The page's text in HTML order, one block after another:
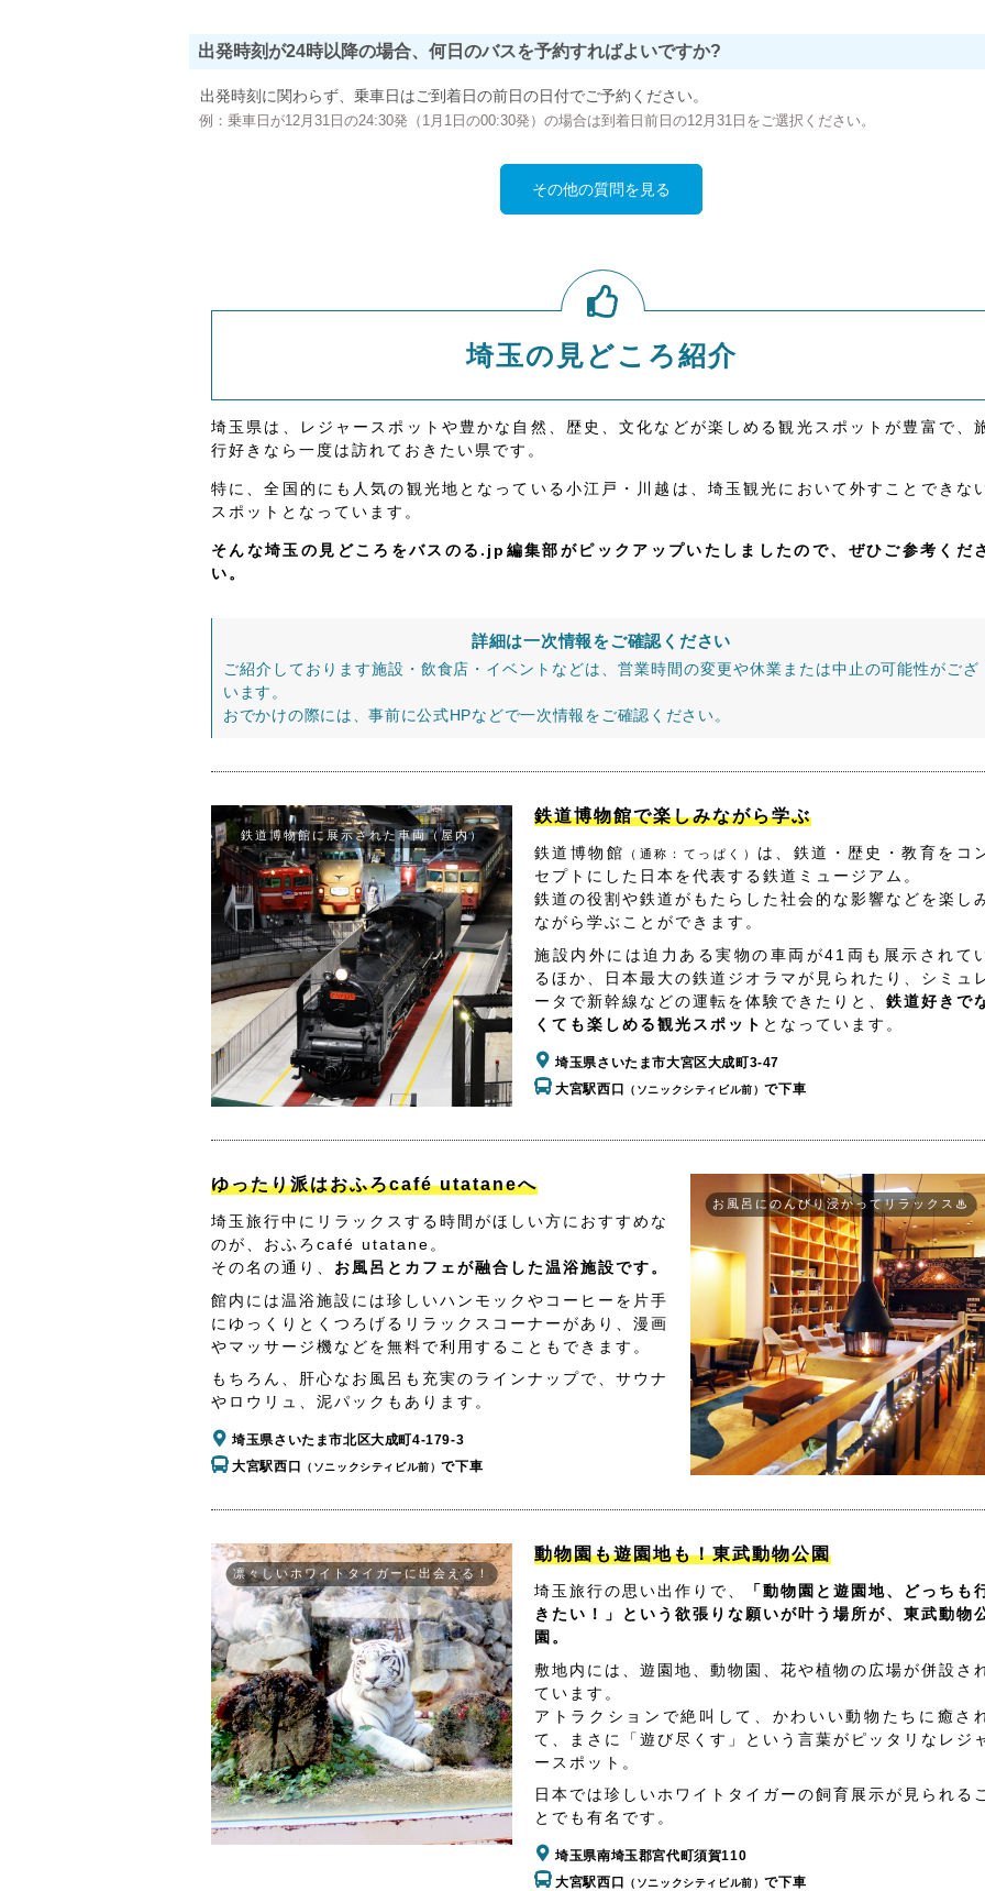
出発時刻が24時以降の場合、何日のバスを予約すればよいですか?
出発時刻に関わらず、乗車日はご到着日の前日の日付でご予約ください。
例：乗車日が12月31日の24:30発（1月1日の00:30発）の場合は到着日前日の12月31日をご選択ください。
その他の質問を見る
埼玉の見どころ紹介
埼玉県は、レジャースポットや豊かな自然、歴史、文化などが楽しめる観光スポットが豊富で、
行好きなら一度は訪れておきたい県です。
特に、全国的にも人気の観光地となっている小江戸・川越は、埼玉観光において外すことできな
スポットとなっています。
そんな埼玉の見どころをバスのる.jp編集部がピックアップいたしましたので、ぜひご参考くだ
い。
詳細は一次情報をご確認ください
ご紹介しております施設・飲食店・イベントなどは、営業時間の変更や休業または中止の可能性がござ
います。
おでかけの際には、事前に公式HPなどで一次情報をご確認ください。
鉄道博物館に展示された車両（屋内）
鉄道博物館で楽しみながら学ぶ
鉄道博物館 （通称：てっぱく） は、鉄道・歴史・教育をコ
セプトにした日本を代表する鉄道ミュージアム。
鉄道の役割や鉄道がもたらした社会的な影響などを楽し
ながら学ぶことができます。
施設内外には迫力ある実物の車両が41両も展示されて
るほか、日本最大の鉄道ジオラマが見られたり、シミュ
ータで新幹線などの運転を体験できたりと、 鉄道好きで
くても楽しめる観光スポット となっています。
埼玉県さいたま市大宮区大成町3-47
大宮駅西口
（ソニックシティビル前）で下車
ゆったり派はおふろcafé utataneへ
埼玉旅行中にリラックスする時間がほしい方におすすめな
のが、おふろcafé utatane。
その名の通り、 お風呂とカフェが融合した温浴施設です。
館内には温浴施設には珍しいハンモックやコーヒーを片手
にゆっくりとくつろげるリラックスコーナーがあり、漫画
やマッサージ機などを無料で利用することもできます。
もちろん、肝心なお風呂も充実のラインナップで、サウナ
やロウリュ、泥パックもあります。
埼玉県さいたま市北区大成町4-179-3
大宮駅西口
（ソニックシティビル前）で下車
お風呂にのんびり浸かってリラックス♨
凛々しいホワイトタイガーに出会える！
動物園も遊園地も！東武動物公園
埼玉旅行の思い出作りで、
「動物園と遊園地、どっちも
きたい！」という欲張りな願いが叶う場所が、東武動物
園。
敷地内には、遊園地、動物園、花や植物の広場が併設さ
ています。
アトラクションで絶叫して、かわいい動物たちに癒さ
て、まさに「遊び尽くす」という言葉がピッタリなレジ
ースポット。
日本では珍しいホワイトタイガーの飼育展示が見られる
とでも有名です。
埼玉県南埼玉郡宮代町須賀110
大宮駅西口
（ソニックシティビル前）で下車